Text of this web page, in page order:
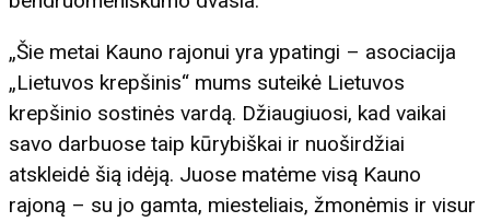
„Šie metai Kauno rajonui yra ypatingi – asociacija
„Lietuvos krepšinis“ mums suteikė Lietuvos
krepšinio sostinės vardą. Džiaugiuosi, kad vaikai
savo darbuose taip kūrybiškai ir nuoširdžiai
atskleidė šią idėją. Juose matėme visą Kauno
rajoną – su jo gamta, miesteliais, žmonėmis ir visur